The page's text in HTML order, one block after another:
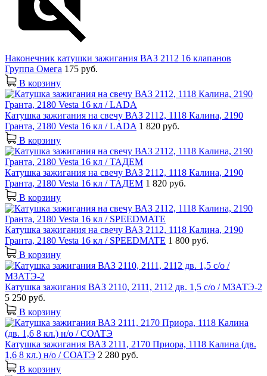
Наконечник катушки зажигания ВАЗ 2112 16 клапанов
Группа Омега 175 руб.
В корзину
Катушка зажигания на свечу ВАЗ 2112, 1118 Калина, 2190
Гранта, 2180 Vesta 16 кл / LADA 1 820 руб.
В корзину
Катушка зажигания на свечу ВАЗ 2112, 1118 Калина, 2190
Гранта, 2180 Vesta 16 кл / ТАДЕМ 1 820 руб.
В корзину
Катушка зажигания на свечу ВАЗ 2112, 1118 Калина, 2190
Гранта, 2180 Vesta 16 кл / SPEEDMATE 1 800 руб.
В корзину
Катушка зажигания ВАЗ 2110, 2111, 2112 дв. 1,5 с/о / МЗАТЭ-2
5 250 руб.
В корзину
Катушка зажигания ВАЗ 2111, 2170 Приора, 1118 Калина (дв.
1,6 8 кл.) н/о / СОАТЭ 2 280 руб.
В корзину